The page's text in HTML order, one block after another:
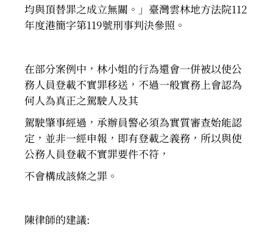
均與頂替罪之成立無關。」臺灣雲林地方法院112
年度港簡字第119號刑事判決參照。
在部分案例中，林小姐的行為還會一併被以使公
務人員登載不實罪移送，不過一般實務上會認為
何人為真正之駕駛人及其
駕駛肇事經過，承辦員警必須為實質審查始能認
定，並非一經申報，即有登載之義務，所以與使
公務人員登載不實罪要件不符，
不會構成該條之罪。
陳律師的建議: